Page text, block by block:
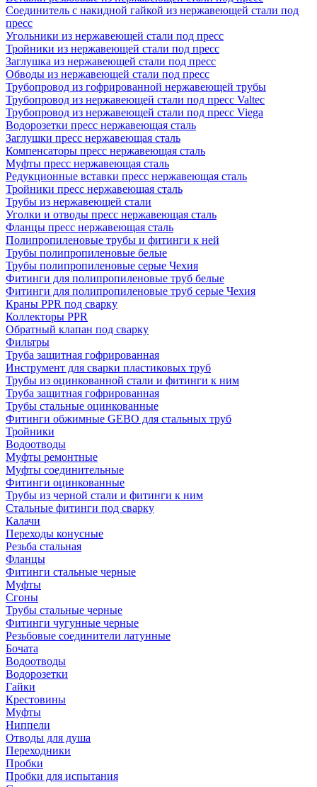
Соединитель с накидной гайкой из нержавеющей стали под
пресс
Угольники из нержавеющей стали под пресс
Тройники из нержавеющей стали под пресс
Заглушка из нержавеющей стали под пресс
Обводы из нержавеющей стали под пресс
Трубопровод из гофрированной нержавеющей трубы
Трубопровод из нержавеющей стали под пресс Valtec
Трубопровод из нержавеющей стали под пресс Viega
Водорозетки пресс нержавеющая сталь
Заглушки пресс нержавеющая сталь
Компенсаторы пресс нержавеющая сталь
Муфты пресс нержавеющая сталь
Редукционные вставки пресс нержавеющая сталь
Тройники пресс нержавеющая сталь
Трубы из нержавеющей стали
Уголки и отводы пресс нержавеющая сталь
Фланцы пресс нержавеющая сталь
Полипропиленовые трубы и фитинги к ней
Трубы полипропиленовые белые
Трубы полипропиленовые серые Чехия
Фитинги для полипропиленовые труб белые
Фитинги для полипропиленовые труб серые Чехия
Краны PPR под сварку
Коллекторы PPR
Обратный клапан под сварку
Фильтры
Труба защитная гофрированная
Инструмент для сварки пластиковых труб
Трубы из оцинкованной стали и фитинги к ним
Труба защитная гофрированная
Трубы стальные оцинкованные
Фитинги обжимные GEBO для стальных труб
Тройники
Водоотводы
Муфты ремонтные
Муфты соединительные
Фитинги оцинкованные
Трубы из черной стали и фитинги к ним
Стальные фитинги под сварку
Калачи
Переходы конусные
Резьба стальная
Фланцы
Фитинги стальные черные
Муфты
Сгоны
Трубы стальные черные
Фитинги чугунные черные
Резьбовые соединители латунные
Бочата
Водоотводы
Водорозетки
Гайки
Крестовины
Муфты
Ниппели
Отводы для душа
Переходники
Пробки
Пробки для испытания